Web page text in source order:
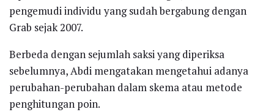
pengemudi individu yang sudah bergabung dengan
Grab sejak 2007.
Berbeda dengan sejumlah saksi yang diperiksa
sebelumnya, Abdi mengatakan mengetahui adanya
perubahan-perubahan dalam skema atau metode
penghitungan poin.